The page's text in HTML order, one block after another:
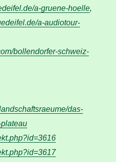
a-gruene-hoelle,
a-audiotour-
bollendorfer-schweiz-
das-